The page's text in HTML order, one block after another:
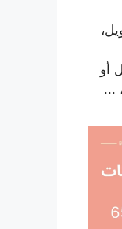
أو
...